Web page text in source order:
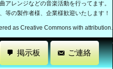
レンジなどの音楽活動を行ってます。
等の製作者様、企業様歓迎いたします！
as Creative Commons with attribution.
掲示板 ご連絡